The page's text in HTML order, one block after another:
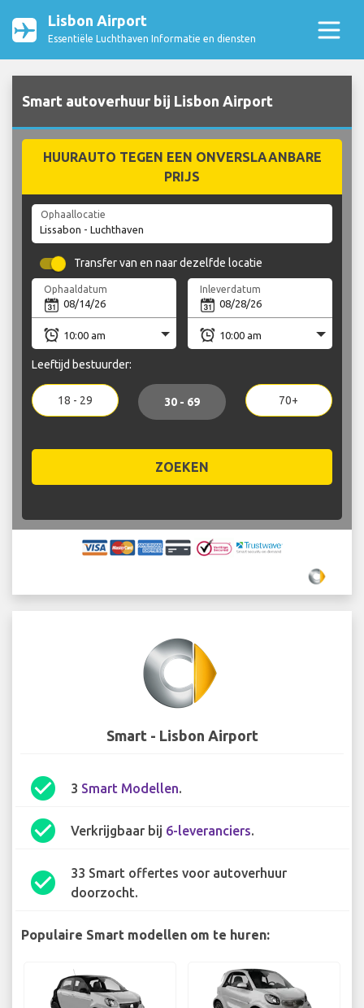
Lisbon Airport
Essentiële Luchthaven Informatie en diensten
Smart autoverhuur bij Lisbon Airport
HUURAUTO TEGEN EEN ONVERSLAANBARE
PRIJS
Ophaallocatie
Transfer van en naar dezelfde locatie
Ophaaldatum Inleverdatum
Leeftijd bestuurder:
18 - 29 30 - 69 70+
ZOEKEN
Smart - Lisbon Airport
check_circle 3 Smart Modellen.
check_circle Verkrijgbaar bij 6-leveranciers.
check_circle
33 Smart offertes voor autoverhuur
doorzocht.
Populaire Smart modellen om te huren: